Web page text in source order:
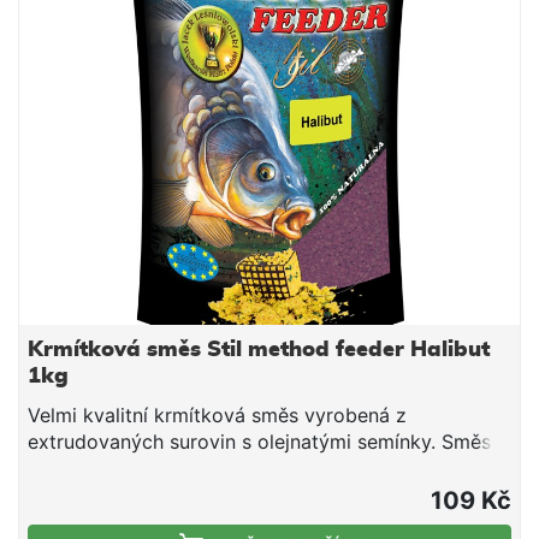
dovlhčujeme. Po vsáknutí a vzniku vhodné
konzistence plníme do krmítek.
Krmítková směs Stil method feeder Halibut
1kg
Velmi kvalitní krmítková směs vyrobená z
extrudovaných surovin s olejnatými semínky. Směs
se o směs tepelně upravených obilovin a olejnatin,
doplněnou o živočišné moučky a atraktivní aroma.
109 Kč